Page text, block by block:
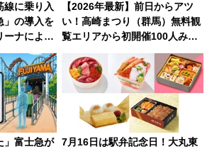
線に乗り入
」の導入を
ーナによる
ン
【2026年最新】前日からアツ
い！高崎まつり（群馬）無料観
覧エリアから初開催100人みこ
」富士急が 7月16日は駅弁記念日！大丸東